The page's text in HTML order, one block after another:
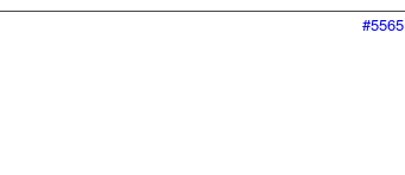
#5565